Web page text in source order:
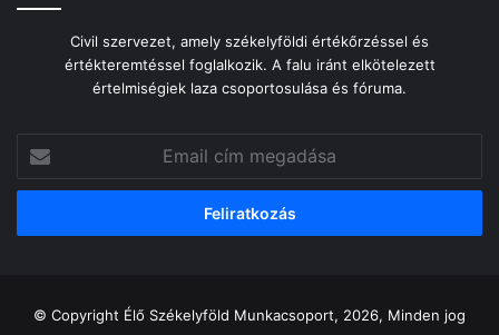
Civil szervezet, amely székelyföldi értékőrzéssel és
értékteremtéssel foglalkozik. A falu iránt elkötelezett
értelmiségiek laza csoportosulása és fóruma.
cím
megadása
© Copyright Élő Székelyföld Munkacsoport, 2026, Minden jog